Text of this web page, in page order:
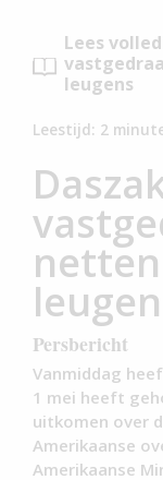
Lees
leugens
Leestijd: 2
Persbericht
Vanmiddag
1 mei heeft
uitkomen over
Amerikaanse
Amerikaanse